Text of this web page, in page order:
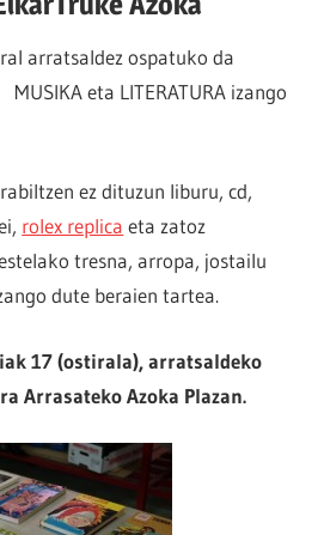
arratsaldez ospatuko da
eta LITERATURA izango
ez dituzun liburu, cd,
rolex replica eta zatoz
tresna, arropa, jostailu
dute beraien tartea.
17 (ostirala), arratsaldeko
Arrasateko Azoka Plazan.